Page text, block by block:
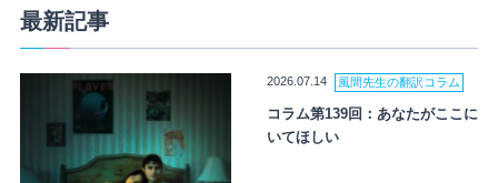
最新記事
2026.07.14 風間先生の翻訳コラム
コラム第139回：あなたがここに
いてほしい